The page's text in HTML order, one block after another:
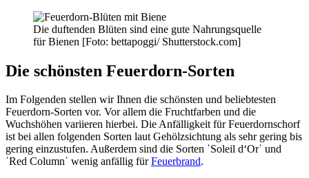
Die duftenden Blüten sind eine gute Nahrungsquelle
für Bienen [Foto: bettapoggi/ Shutterstock.com]
Die schönsten Feuerdorn-Sorten
Im Folgenden stellen wir Ihnen die schönsten und beliebtesten
Feuerdorn-Sorten vor. Vor allem die Fruchtfarben und die
Wuchshöhen variieren hierbei. Die Anfälligkeit für Feuerdornschorf
ist bei allen folgenden Sorten laut Gehölzsichtung als sehr gering bis
gering einzustufen. Außerdem sind die Sorten ˈSoleil d‘Orˈ und
ˈRed Columnˈ wenig anfällig fürFeuerbrand.